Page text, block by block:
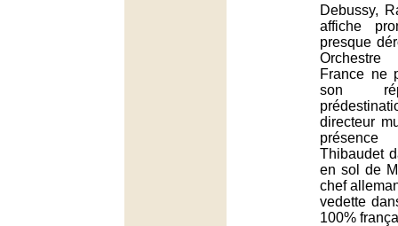
Debussy,
affiche
presque
France ne
son
directeur
présence
Thibaudet
en sol de
chef
vedette
100%